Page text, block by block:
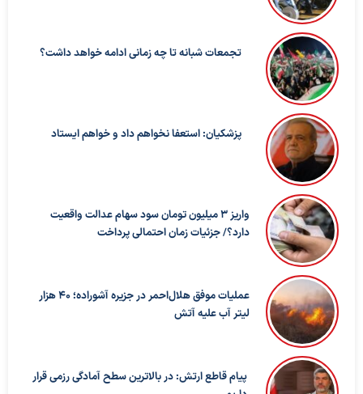
تجمعات شبانه تا چه زمانی ادامه خواهد داشت؟
پزشکیان: استعفا نخواهم داد و خواهم ایستاد
واریز ۳ میلیون تومان سود سهام عدالت واقعیت
دارد؟/ جزئیات زمان احتمالی پرداخت
عملیات موفق هلال‌احمر در جزیره آشوراده؛ ۴۰ هزار
لیتر آب علیه آتش
پیام قاطع ارتش: در بالاترین سطح آمادگی رزمی قرار